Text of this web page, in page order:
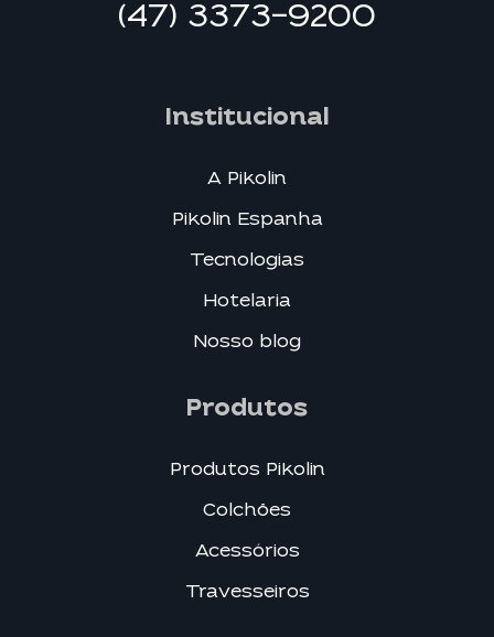
(47) 3373-9200
Institucional
A Pikolin
Pikolin Espanha
Tecnologias
Hotelaria
Nosso blog
Produtos
Produtos Pikolin
Colchões
Acessórios
Travesseiros